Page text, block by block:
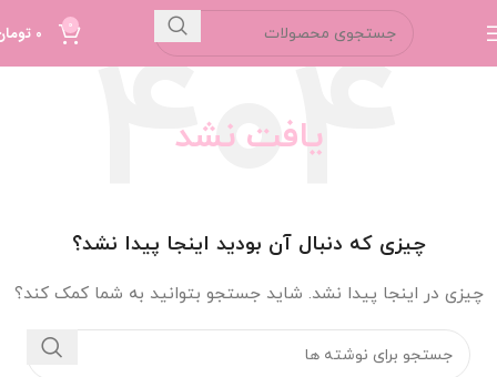
0
0
یافت نشد
چیزی که دنبال آن بودید اینجا پیدا نشد؟
چیزی در اینجا پیدا نشد. شاید جستجو بتوانید به شما کمک کند؟